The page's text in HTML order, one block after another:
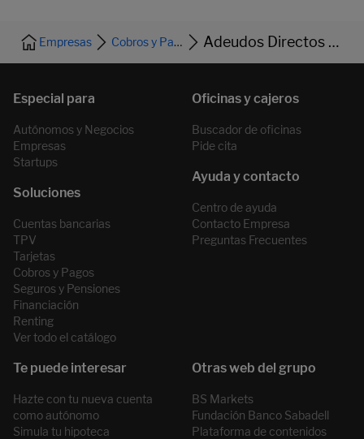
Empresas Cobros y Pagos Adeudos Directos SEPA
Autónomos y Negocios
Empresas
Startups
Cuentas bancarias
TPV
Tarjetas
Cobros y Pagos
Seguros y Pensiones
Financiación
Renting
Ver todo el catálogo
Buscador de oficinas
Pide cita
Centro de ayuda
Contacto Empresa
Preguntas Frecuentes
Hazte con tu nueva cuenta
como autónomo
Simula tu hipoteca
BS Markets
Fundación Banco Sabadell
Plataforma de contenidos